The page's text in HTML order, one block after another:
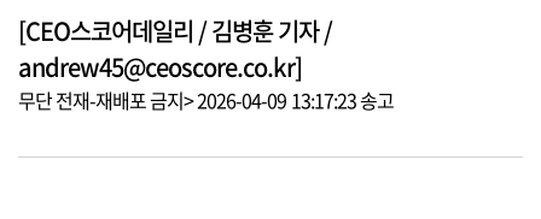
[CEO스코어데일리 / 김병훈 기자 /
andrew45@ceoscore.co.kr]
무단 전재-재배포 금지> 2026-04-09 13:17:23 송고